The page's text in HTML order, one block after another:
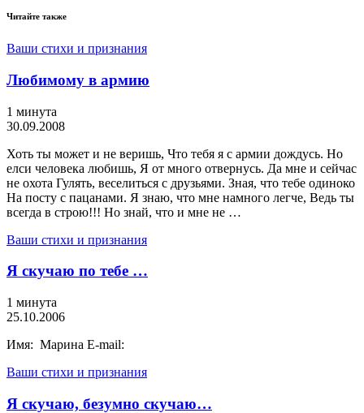
Читайте также
Ваши стихи и признания
Любимому в армию
1 минута
30.09.2008
Хоть ты может и не веришь, Что тебя я с армии дождусь. Но
елси человека любишь, Я от много отвернусь. Да мне и сейчас
не охота Гулять, веселиться с друзьями. Зная, что тебе одиноко
На посту с пацанами. Я знаю, что мне намного легче, Ведь ты
всегда в строю!!! Но знай, что и мне не …
Ваши стихи и признания
Я скучаю по тебе …
1 минута
25.10.2006
Имя: Марина E-mail:
Ваши стихи и признания
Я скучаю, безумно скучаю…